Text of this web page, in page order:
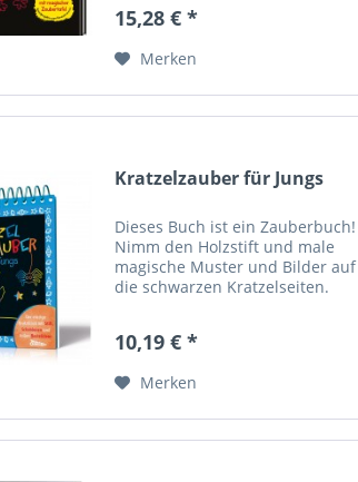
Krötenschleim-Kreaturen oder
Prinzessinnenschmuck?...
15,28 € *
Merken
Kratzelzauber für Jungs
Dieses Buch ist ein Zauberbuch!
Nimm den Holzstift und male
magische Muster und Bilder auf
die schwarzen Kratzelseiten.
seinem Kampf gegen den bösen
10,19 € *
Merken